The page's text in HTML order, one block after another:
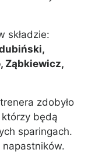
składzie:
Ząbkiewicz,
zdobyło
będą
sparingach.
napastników.